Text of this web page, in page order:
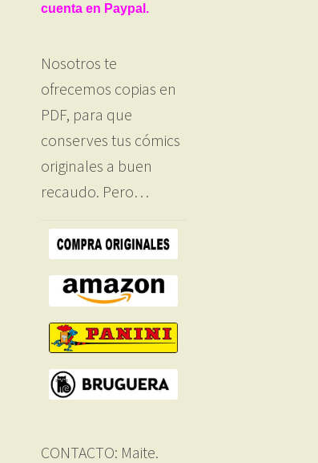
cuenta en Paypal.
Nosotros te
ofrecemos copias en
PDF, para que
conserves tus cómics
originales a buen
recaudo. Pero…
CONTACTO: Maite.